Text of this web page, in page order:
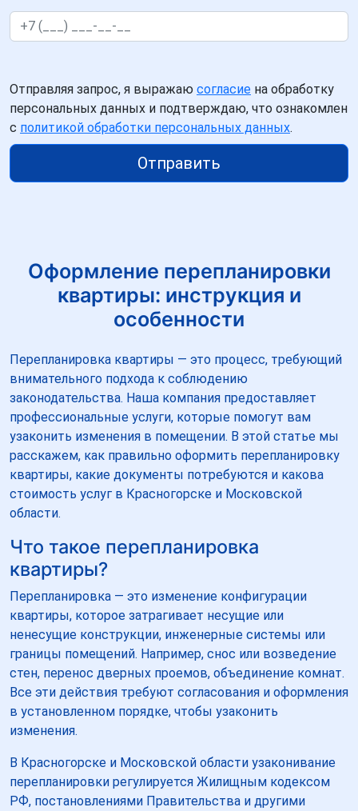
Отправляя запрос, я выражаю согласие на обработку
персональных данных и подтверждаю, что ознакомлен
с политикой обработки персональных данных.
Отправить
Оформление перепланировки
квартиры: инструкция и
особенности
Перепланировка квартиры — это процесс, требующий
внимательного подхода к соблюдению
законодательства. Наша компания предоставляет
профессиональные услуги, которые помогут вам
узаконить изменения в помещении. В этой статье мы
расскажем, как правильно оформить перепланировку
квартиры, какие документы потребуются и какова
стоимость услуг в Красногорске и Московской
области.
Что такое перепланировка
квартиры?
Перепланировка — это изменение конфигурации
квартиры, которое затрагивает несущие или
ненесущие конструкции, инженерные системы или
границы помещений. Например, снос или возведение
стен, перенос дверных проемов, объединение комнат.
Все эти действия требуют согласования и оформления
в установленном порядке, чтобы узаконить
изменения.
В Красногорске и Московской области узаконивание
перепланировки регулируется Жилищным кодексом
РФ, постановлениями Правительства и другими